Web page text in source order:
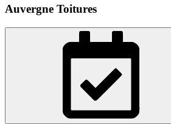
Auvergne Toitures